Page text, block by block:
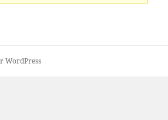
WordPress